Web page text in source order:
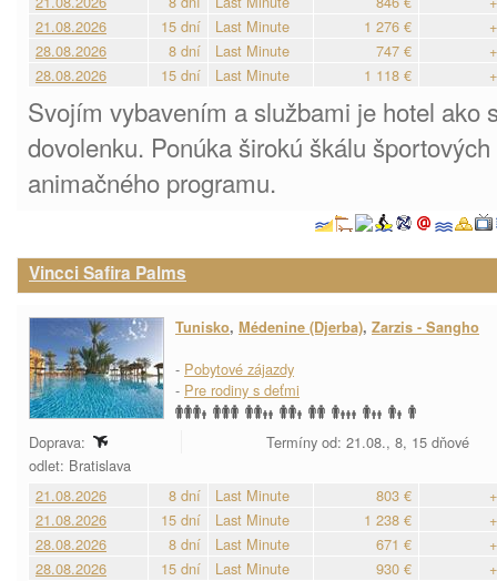
21.08.2026
15 dní Last Minute 1 276 €
28.08.2026
8 dní Last Minute 747 €
28.08.2026
15 dní Last Minute 1 118 €
Svojím vybavením a službami je hotel ako
dovolenku. Ponúka širokú škálu
animačného programu.
Vincci Safira Palms
Tunisko, Médenine (Djerba), Zarzis - Sangho
- Pobytové zájazdy
- Pre rodiny s deťmi
Doprava:
Termíny od: 21.08., 8, 15 dňové
odlet: Bratislava
21.08.2026
8 dní Last Minute 803 €
21.08.2026
15 dní Last Minute 1 238 €
28.08.2026
8 dní Last Minute 671 €
28.08.2026
15 dní Last Minute 930 €